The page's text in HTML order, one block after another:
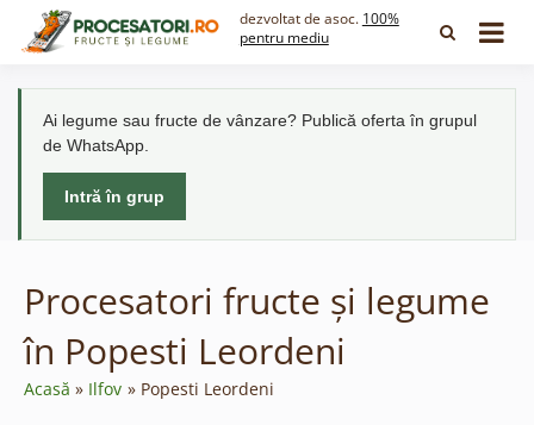
dezvoltat de asoc. 100%
pentru mediu
Ai legume sau fructe de vânzare? Publică oferta în grupul
de WhatsApp.
Intră în grup
Procesatori fructe și legume
în Popesti Leordeni
Acasă Ilfov Popesti Leordeni